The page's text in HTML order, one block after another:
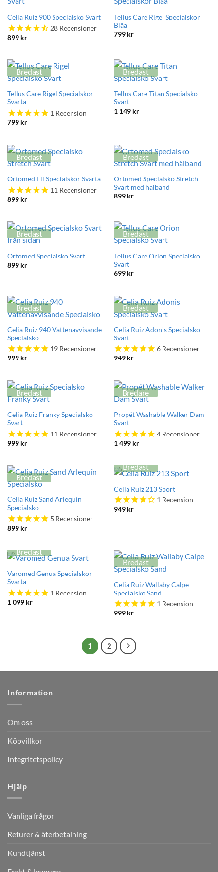
Celia Ruiz 900 Specialsko Svart
28Recensioner
899 kr
Tellus Care Rigel Specialskor
Blåa
799 kr
Bredast
Tellus Care Rigel Specialskor
Svarta
1 Recension
799 kr
Bredast
Tellus Care Titan Specialsko
Svart
1 149 kr
Bredast
Ortomed Eli Specialskor Svarta
11 Recensioner
899 kr
Bredast
Ortomed Specialsko Stretch
Svart med hälband
899 kr
Bredast
Ortomed Specialsko Svart
899 kr
Bredast
Tellus Care Orion Specialsko
Svart
699 kr
Bredast
Celia Ruiz 940 Vattenavvisande
Specialsko
19Recensioner
999 kr
Bredast
Celia Ruiz Adonis Specialsko
Svart
6Recensioner
949 kr
Bredast
Celia Ruiz Franky Specialsko
Svart
11 Recensioner
999 kr
Bredare
Propét Washable Walker Dam
Svart
4Recensioner
1 499 kr
Bredast
Celia Ruiz Sand Arlequín
Specialsko
5 Recensioner
899 kr
Bredast
Celia Ruiz 213 Sport
1 Recension
949 kr
Bredast
Varomed Genua Specialskor
Svarta
1 Recension
1 099 kr
Bredast
Celia Ruiz Wallaby Calpe
Specialsko Sand
1 Recension
999 kr
1 2
Information
Om oss
Köpvillkor
Integritetspolicy
Hjälp
Vanliga frågor
Returer & återbetalning
Kundtjänst